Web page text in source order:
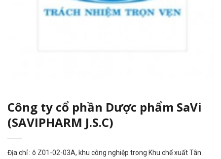
Công ty cổ phần Dược phẩm SaVi
(SAVIPHARM J.S.C)
Địa chỉ : ô Z01-02-03A, khu công nghiệp trong Khu chế xuất Tân